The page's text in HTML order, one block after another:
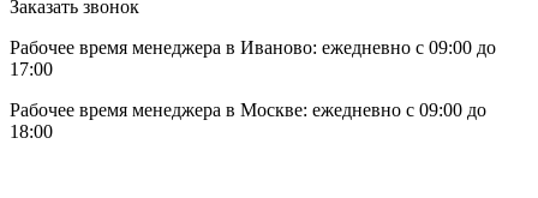
Заказать звонок
Рабочее время менеджера в Иваново: ежедневно с 09:00 до
17:00
Рабочее время менеджера в Москве: ежедневно с 09:00 до
18:00